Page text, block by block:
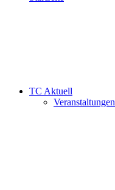
TC Aktuell
Veranstaltungen